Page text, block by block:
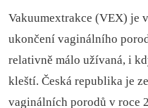
Vakuumextrakce (VEX) je
ukončení vaginálního
relativně málo užívaná, i
kleští. Česká republika je
vaginálních porodů v roce